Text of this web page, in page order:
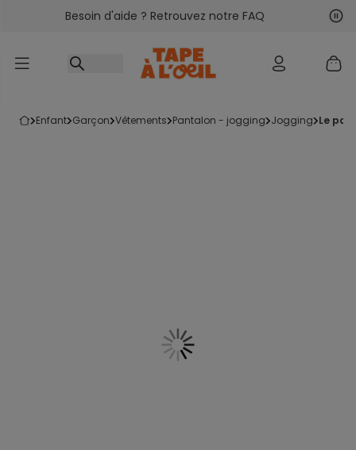
Accéder au contenu
Besoin d'aide ? Retrouvez notre FAQ
enfant garçon vêtements pantalon - jogging jogging le